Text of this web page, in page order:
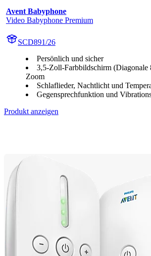
Avent Babyphone
Video Babyphone Premium
SCD891/26
Persönlich und sicher
3,5-Zoll-Farbbildschirm (Diagonale
Zoom
Schlaflieder, Nachtlicht und
Gegensprechfunktion und
Produkt anzeigen